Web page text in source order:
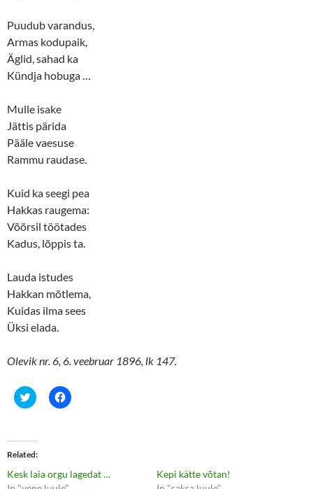
Puudub varandus,
Armas kodupaik,
Äglid, sahad ka
Kündja hobuga …
Mulle isake
Jättis pärida
Pääle vaesuse
Rammu raudase.
Kuid ka seegi pea
Hakkas raugema:
Võõrsil töötades
Kadus, lõppis ta.
Lauda istudes
Hakkan mõtlema,
Kuidas ilma sees
Üksi elada.
Olevik nr. 6, 6. veebruar 1896, lk 147.
C
l
t
o
s
h
a
r
C
l
h
a
r
Related
Kesk laia orgu lagedat …
Kepi kätte võtan!